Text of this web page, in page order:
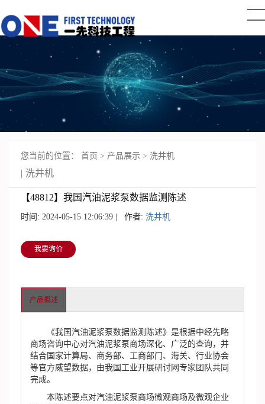
您当前的位置： 首页 > 产品展示 > 洗井机
洗井机
【48812】我国汽油泥浆泵数据监测陈述
时间: 2024-05-15 12:06:39 | 作者: 洗井机
我要询价
产品概述
《我国汽油泥浆泵数据监测陈述》是根据中经先略
商场咨询中心对汽油泥浆泵商场深化、广泛的查询，并
结合国家计算局、商务部、工商部门、海关、行业协会
等官方威望数据，由我国工业开展研讨网专家团队共同
完成。
本陈述要点对汽油泥浆泵商场微观商场及微观企业